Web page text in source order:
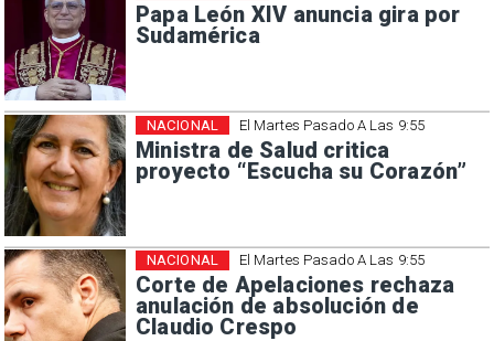
Papa León XIV anuncia gira por
Sudamérica
El Martes Pasado A Las 9:55
Ministra de Salud critica
proyecto “Escucha su Corazón”
NACIONAL
El Martes Pasado A Las 9:55
Corte de Apelaciones rechaza
anulación de absolución de
Claudio Crespo
NACIONAL